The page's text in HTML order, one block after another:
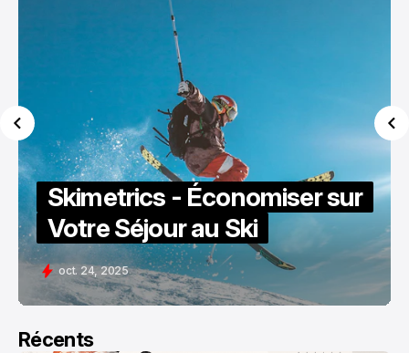
Skimetrics - Économiser sur
Votre Séjour au Ski
oct. 24, 2025
Récents